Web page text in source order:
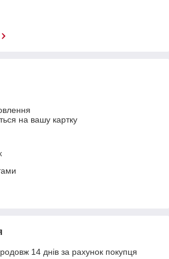
на вашу картку
14 днів за рахунок покупця